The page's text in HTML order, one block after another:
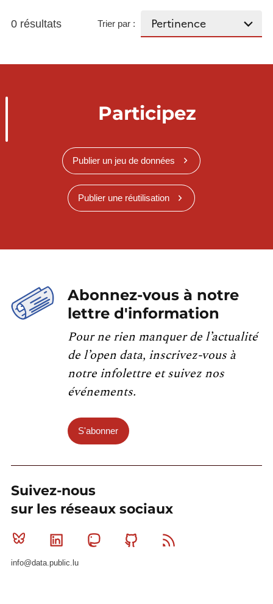
0 résultats Trier par :
Participez
Publier un jeu de données
Publier une réutilisation
Abonnez-vous à notre
lettre d'information
Pour ne rien manquer de l’actualité
de l’open data, inscrivez-vous à
notre infolettre et suivez nos
événements.
S'abonner
Suivez-nous
sur les réseaux sociaux
Bluesky Linkedin MastodonGithub
info@data.public.lu